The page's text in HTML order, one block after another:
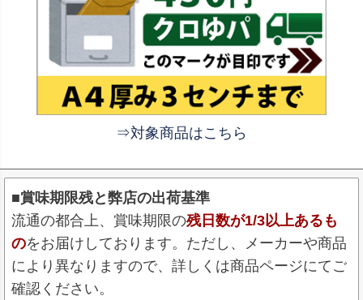
⇒対象商品はこちら
■賞味期限残と弊店の出荷基準
流通の都合上、賞味期限の残日数が1/3以上あるも
のをお届けしております。ただし、メーカーや商品
により異なりますので、詳しくは商品ページにてご
確認ください。